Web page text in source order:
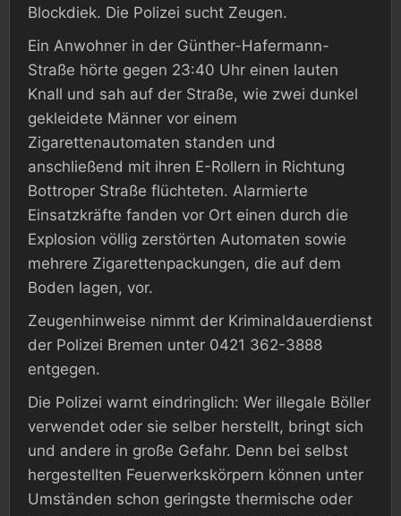
Blockdiek. Die Polizei sucht Zeugen.
Ein Anwohner in der Günther-Hafermann-
Straße hörte gegen 23:40 Uhr einen lauten
Knall und sah auf der Straße, wie zwei dunkel
gekleidete Männer vor einem
Zigarettenautomaten standen und
anschließend mit ihren E-Rollern in Richtung
Bottroper Straße flüchteten. Alarmierte
Einsatzkräfte fanden vor Ort einen durch die
Explosion völlig zerstörten Automaten sowie
mehrere Zigarettenpackungen, die auf dem
Boden lagen, vor.
Zeugenhinweise nimmt der Kriminaldauerdienst
der Polizei Bremen unter 0421 362-3888
entgegen.
Die Polizei warnt eindringlich: Wer illegale Böller
verwendet oder sie selber herstellt, bringt sich
und andere in große Gefahr. Denn bei selbst
hergestellten Feuerwerkskörpern können unter
Umständen schon geringste thermische oder